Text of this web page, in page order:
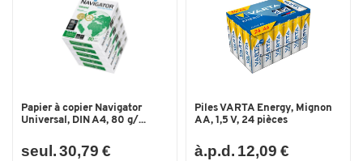
Papier à copier Navigator
Universal, DIN A4, 80 g/...
seul. 30,79 €
Piles VARTA Energy, Mignon
AA, 1,5 V, 24 pièces
à.p.d. 12,09 €